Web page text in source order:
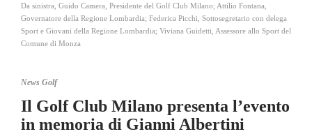
Da sinistra, Guido Camera, Presidente del Golf Club Milano; Attilio Fontana,
Governatore della Regione Lombardia; Federica Picchi, Sottosegretario con delega
Sport e Giovani della Regione Lombardia; Viviana Guidetti, Assessore allo Sport del
Comune di Monza
News Golf
Il Golf Club Milano presenta l’evento
in memoria di Gianni Albertini